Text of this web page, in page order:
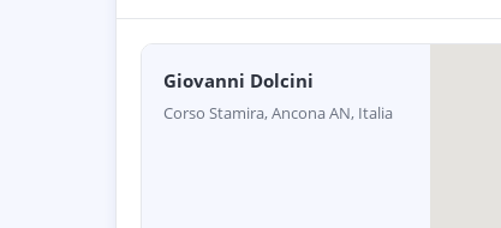
Giovanni Dolcini
Corso Stamira, Ancona AN, Italia